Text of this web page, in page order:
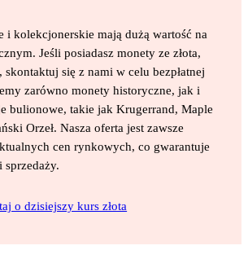
i kolekcjonerskie mają dużą wartość na
Jeśli posiadasz monety ze złota,
skontaktuj się z nami w celu bezpłatnej
zarówno monety historyczne, jak i
bulionowe, takie jak Krugerrand, Maple
Orzeł. Nasza oferta jest zawsze
cen rynkowych, co gwarantuje
sprzedaży.
o dzisiejszy kurs złota